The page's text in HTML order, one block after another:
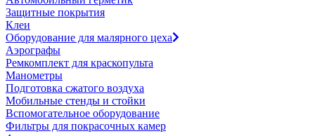
Защитные покрытия
Клеи
Оборудование для малярного цеха
Аэрографы
Ремкомплект для краскопульта
Манометры
Подготовка сжатого воздуха
Мобильные стенды и стойки
Вспомогательное оборудование
Фильтры для покрасочных камер